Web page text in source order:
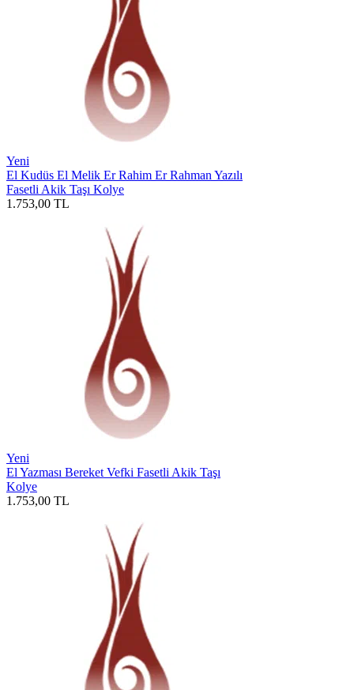
Yeni
El Kudüs El Melik Er Rahim Er Rahman Yazılı
Fasetli Akik Taşı Kolye
1.753,00 TL
Yeni
El Yazması Bereket Vefki Fasetli Akik Taşı
Kolye
1.753,00 TL